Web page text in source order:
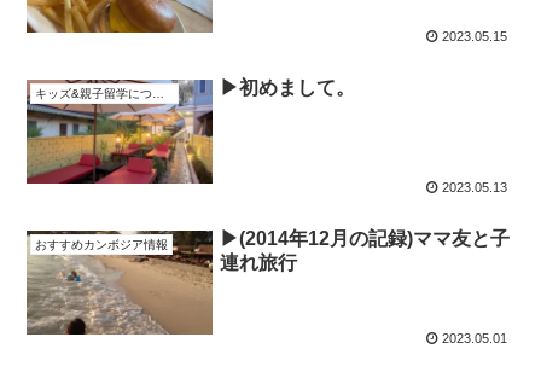
2023.05.15
▶︎初めまして。
2023.05.13
おすすめカンボジア情報
▶︎(2014年12月の記録)ママ友と子
連れ旅行
2023.05.01